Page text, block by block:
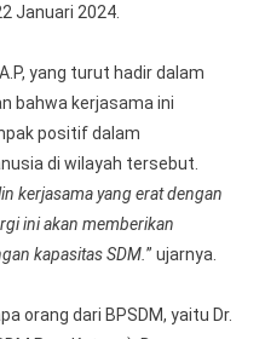
Januari 2024.
yang turut hadir dalam
bahwa kerjasama ini
positif dalam
di wilayah tersebut.
kerjasama yang erat dengan
ini akan memberikan
kapasitas SDM.” ujarnya.
orang dari BPSDM, yaitu Dr.